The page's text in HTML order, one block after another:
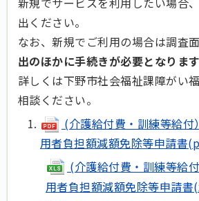
出ください。
なお、新規でご利用の場合は調査面
出のほかに手続きが必要となります
詳しくは下野市社会福祉課障がい
相談ください。
(介護給付費・訓練等給付
用者負担額減額免除等申請書
(介護給付費・訓練等給
用者負担額減額免除等申請